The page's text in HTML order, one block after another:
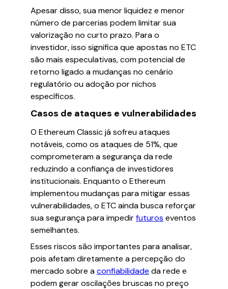
Apesar disso, sua menor liquidez e menor
número de parcerias podem limitar sua
valorização no curto prazo. Para o
investidor, isso significa que apostas no ETC
são mais especulativas, com potencial de
retorno ligado a mudanças no cenário
regulatório ou adoção por nichos
específicos.
Casos de ataques e vulnerabilidades
O Ethereum Classic já sofreu ataques
notáveis, como os ataques de 51%, que
comprometeram a segurança da rede
reduzindo a confiança de investidores
institucionais. Enquanto o Ethereum
implementou mudanças para mitigar essas
vulnerabilidades, o ETC ainda busca reforçar
sua segurança para impedirfuturos eventos
semelhantes.
Esses riscos são importantes para analisar,
pois afetam diretamente a percepção do
mercado sobre aconfiabilidade da rede e
podem gerar oscilações bruscas no preço